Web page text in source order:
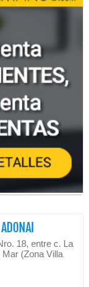
18, entre c. La
(Zona Villa